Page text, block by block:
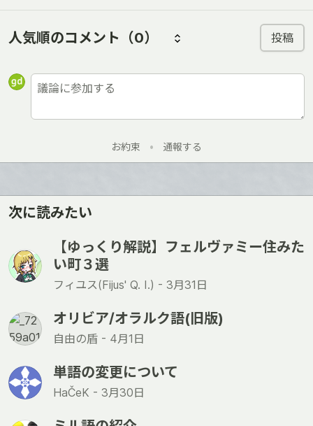
人気順のコメント （0） 投稿
お約束 • 通報する
次に読みたい
【ゆっくり解説】フェルヴァミー住みた
い町３選
フィユス(Fijus' Q. I.) - 3月31日
オリビア/オラルク語(旧版)
自由の盾 - 4月1日
単語の変更について
HaČeK - 3月30日